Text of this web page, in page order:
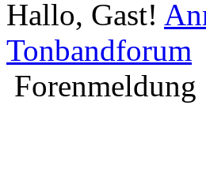
Hallo, Gast!
Tonbandforum